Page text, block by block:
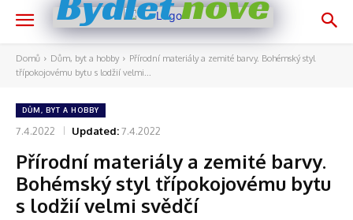
Domů Dům, byt a hobby
Přírodní materiály a zemité barvy. Bohémský styl
třípokojovému bytu s lodžií velmi...
DŮM, BYT A HOBBY
7.4.2022 Updated:7.4.2022
Přírodní materiály a zemité barvy.
Bohémský styl třípokojovému bytu
s lodžií velmi svědčí